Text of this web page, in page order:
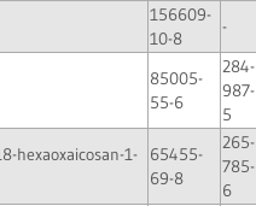
156609-
10-8
-
85005-
55-6
284-
987-
5
hexaoxaicosan-1-
65455-
69-8
265-
785-
6